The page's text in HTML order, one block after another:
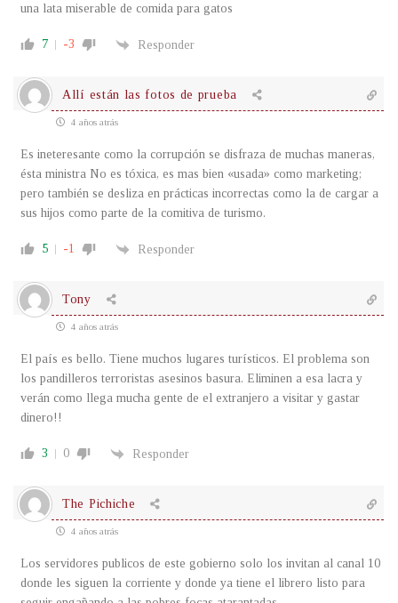
una lata miserable de comida para gatos
7 -3 Responder
Allí están las fotos de prueba
4 años atrás
Es ineteresante como la corrupción se disfraza de muchas maneras,
ésta ministra No es tóxica, es mas bien «usada» como marketing;
pero también se desliza en prácticas incorrectas como la de cargar a
sus hijos como parte de la comitiva de turismo.
5 -1 Responder
Tony
4 años atrás
El país es bello. Tiene muchos lugares turísticos. El problema son
los pandilleros terroristas asesinos basura. Eliminen a esa lacra y
verán como llega mucha gente de el extranjero a visitar y gastar
dinero!!
3 0 Responder
The Pichiche
4 años atrás
Los servidores publicos de este gobierno solo los invitan al canal 10
donde les siguen la corriente y donde ya tiene el librero listo para